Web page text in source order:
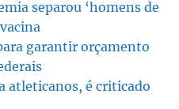
separou ‘homens de
garantir orçamento
atleticanos, é criticado